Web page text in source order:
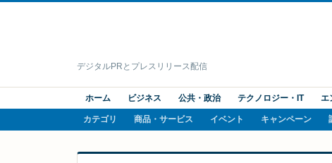
デジタルPRとプレスリリース配信
ホーム ビジネス 公共・政治 テクノロジー・IT エ
カテゴリ 商品・サービス イベント キャンペーン